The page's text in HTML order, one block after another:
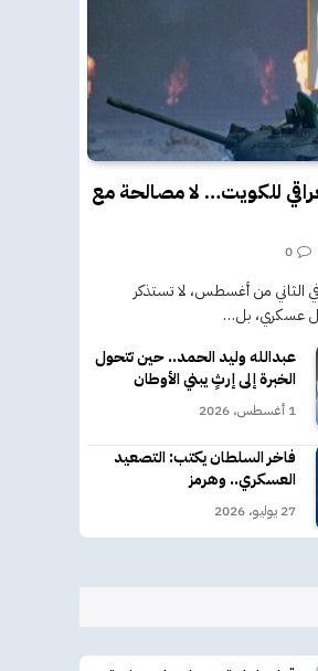
للكويت… لا مصالحة مع
0
الثاني من أغسطس، لا تستذكر
عسكري، بل…
عبدالله وليد الحمد.. حين تتحول
الخبرة إلى إرثٍ يبني الأوطان
1 أغسطس، 2026
فاخر السلطان يكتب: التصعيد
العسكري.. وهرمز
27 يوليو، 2026